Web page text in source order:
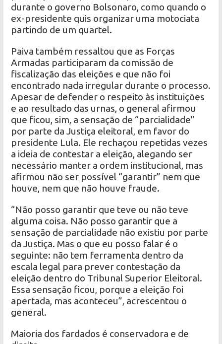
durante o governo Bolsonaro, como quando o
ex-presidente quis organizar uma motociata
partindo de um quartel.
Paiva também ressaltou que as Forças
Armadas participaram da comissão de
fiscalização das eleições e que não foi
encontrado nada irregular durante o processo.
Apesar de defender o respeito às instituições
e ao resultado das urnas, o general afirmou
que ficou, sim, a sensação de “parcialidade”
por parte da Justiça eleitoral, em favor do
presidente Lula. Ele rechaçou repetidas vezes
a ideia de contestar a eleição, alegando ser
necessário manter a ordem institucional, mas
afirmou não ser possível “garantir” nem que
houve, nem que não houve fraude.
“Não posso garantir que teve ou não teve
alguma coisa. Não posso garantir que a
sensação de parcialidade não existiu por parte
da Justiça. Mas o que eu posso falar é o
seguinte: não tem ferramenta dentro da
escala legal para prever contestação da
eleição dentro do Tribunal Superior Eleitoral.
Essa sensação ficou, porque a eleição foi
apertada, mas aconteceu”, acrescentou o
general.
Maioria dos fardados é conservadora e de